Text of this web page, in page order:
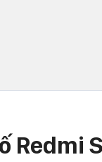
Redmi